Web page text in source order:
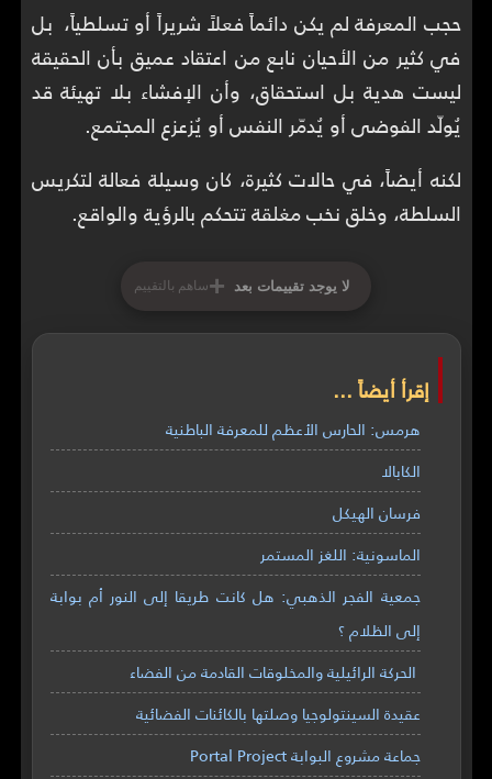
حجب المعرفة لم يكن دائماً فعلاً شريراً أو تسلطياً، بل
في كثير من الأحيان نابع من اعتقاد عميق بأن الحقيقة
ليست هدية بل استحقاق، وأن الإفشاء بلا تهيئة قد
يُولّد الفوضى أو يُدمّر النفس أو يُزعزع المجتمع.
لكنه أيضاً، في حالات كثيرة، كان وسيلة فعالة لتكريس
السلطة، وخلق نخب مغلقة تتحكم بالرؤية والواقع.
لا يوجد تقييمات بعد +ساهم بالتقييم
إقرأ أيضاً ...
هرمس: الحارس الأعظم للمعرفة الباطنية
الكابالا
فرسان الهيكل
الماسونية: اللغز المستمر
جمعية الفجر الذهبي: هل كانت طريقا إلى النور أم بوابة
إلى الظلام ؟
الحركة الرائيلية والمخلوقات القادمة من الفضاء
عقيدة السينتولوجيا وصلتها بالكائنات الفضائية
جماعة مشروع البوابة Portal Project